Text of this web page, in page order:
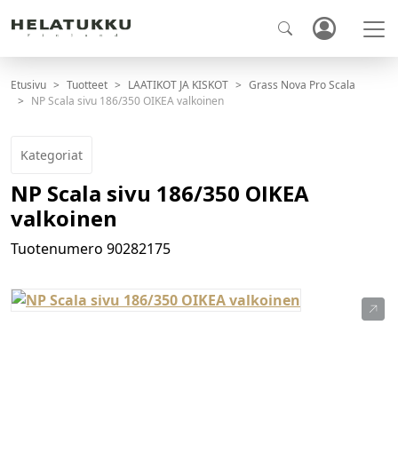
Etusivu Tuotteet LAATIKOT JA KISKOT
Grass Nova Pro Scala
NP Scala sivu 186/350 OIKEA valkoinen
Kategoriat
NP Scala sivu 186/350 OIKEA
valkoinen
Tuotenumero 90282175